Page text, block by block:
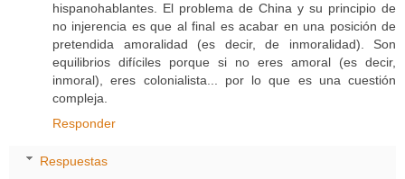
hispanohablantes. El problema de China y su principio de
no injerencia es que al final es acabar en una posición de
pretendida amoralidad (es decir, de inmoralidad). Son
equilibrios difíciles porque si no eres amoral (es decir,
inmoral), eres colonialista... por lo que es una cuestión
compleja.
Responder
Respuestas